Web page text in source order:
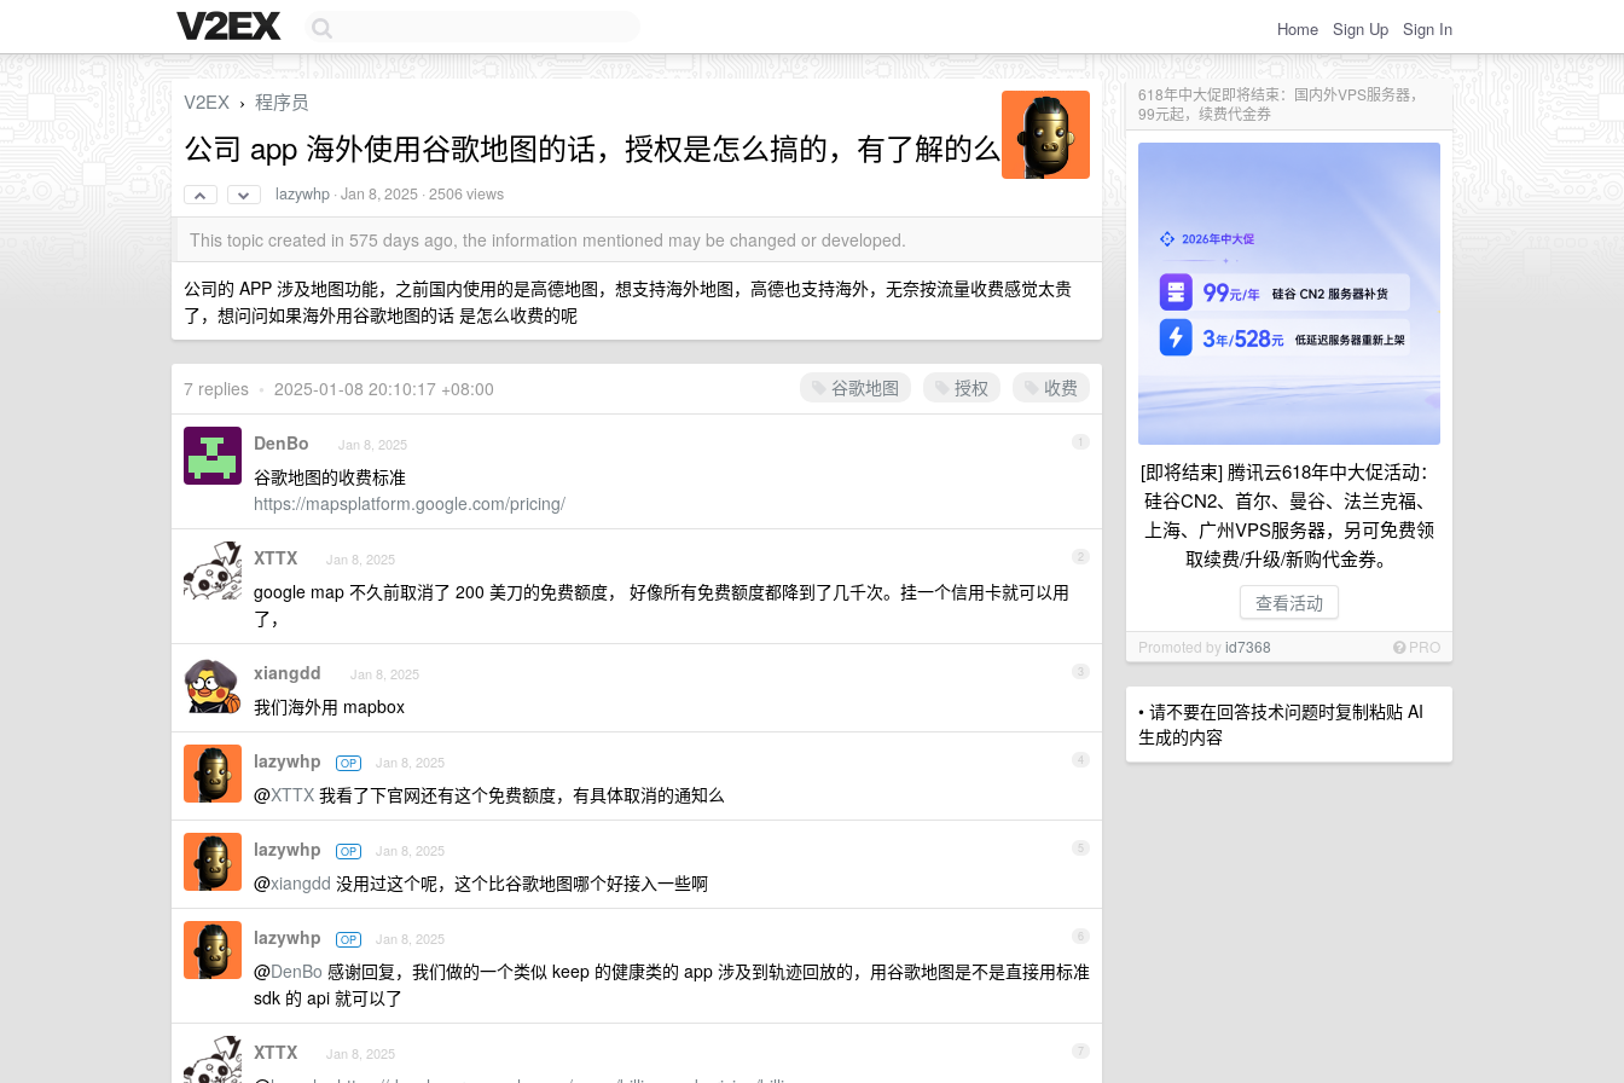
Home Sign Up Sign In
618年中大促即将结束：国内外VPS服务器，
99元起，续费代金券
[即将结束] 腾讯云618年中大促活动：
硅谷CN2、首尔、曼谷、法兰克福、
上海、广州VPS服务器，另可免费领
取续费/升级/新购代金券。
查看活动
Promoted byid7368 PRO
• 请不要在回答技术问题时复制粘贴 AI
生成的内容
V2EX › 程序员
公司 app 海外使用谷歌地图的话，授权是怎么搞的，有了解的么
lazywhp ·Jan 8, 2025 · 2506 views
This topic created in 575 days ago, the information mentioned may be changed or developed.
公司的 APP 涉及地图功能，之前国内使用的是高德地图，想支持海外地图，高德也支持海外，无奈按流量收费感觉太贵
了，想问问如果海外用谷歌地图的话 是怎么收费的呢
谷歌地图 授权 收费
7 replies • 2025-01-08 20:10:17 +08:00
1
DenBo Jan 8, 2025
谷歌地图的收费标准
https://mapsplatform.google.com/pricing/
2
XTTX Jan 8, 2025
google map 不久前取消了 200 美刀的免费额度， 好像所有免费额度都降到了几千次。挂一个信用卡就可以用
了，
3
xiangdd Jan 8, 2025
我们海外用 mapbox
4
lazywhp OP Jan 8, 2025
@XTTX 我看了下官网还有这个免费额度，有具体取消的通知么
5
lazywhp OP Jan 8, 2025
@xiangdd 没用过这个呢，这个比谷歌地图哪个好接入一些啊
6
lazywhp OP Jan 8, 2025
@DenBo 感谢回复，我们做的一个类似 keep 的健康类的 app 涉及到轨迹回放的，用谷歌地图是不是直接用标准
sdk 的 api 就可以了
7
XTTX Jan 8, 2025